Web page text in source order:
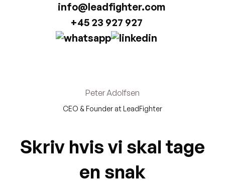
info@leadfighter.com
+45 23 927 927
Peter Adolfsen
CEO & Founder at LeadFighter
Skriv hvis vi skal tage
en snak